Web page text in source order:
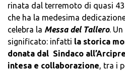
rinata dal terremoto di quasi
che ha la medesima
celebra la Messa del Tallero.
significato: infatti la storica
donata dal Sindaco
intesa e collaborazione, tra i